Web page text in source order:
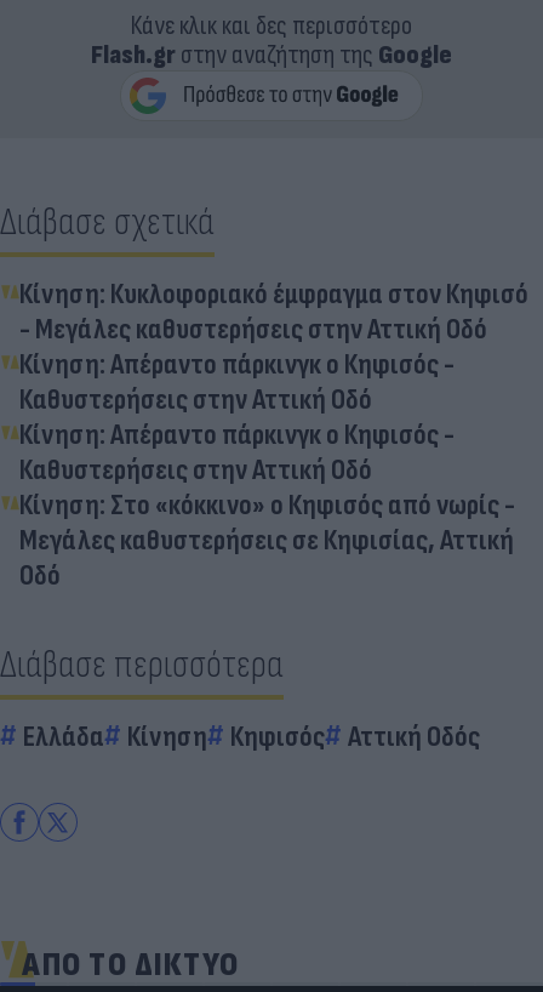
Κάνε κλικ και δες περισσότερο
Flash.grστην αναζήτηση της Google
Διάβασε σχετικά
Κίνηση: Κυκλοφοριακό έμφραγμα στον Κηφισό
- Μεγάλες καθυστερήσεις στην Αττική Οδό
Κίνηση: Απέραντο πάρκινγκ ο Κηφισός -
Καθυστερήσεις στην Αττική Οδό
Κίνηση: Απέραντο πάρκινγκ ο Κηφισός -
Καθυστερήσεις στην Αττική Οδό
Κίνηση: Στο «κόκκινο» ο Κηφισός από νωρίς -
Μεγάλες καθυστερήσεις σε Κηφισίας, Αττική
Οδό
Διάβασε περισσότερα
Ελλάδα Κίνηση Κηφισός Αττική Οδός
ΑΠΟ ΤΟ ΔΙΚΤΥΟ